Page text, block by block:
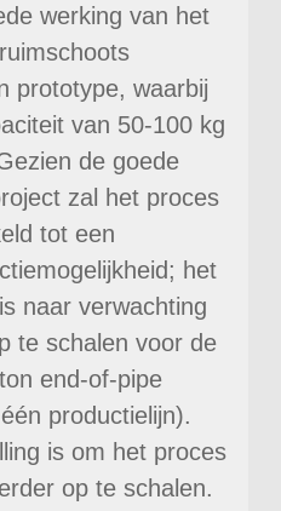
werking van het
prototype, waarbij
van 50-100 kg
de goede
zal het proces
tot een
het
naar verwachting
te schalen voor de
end-of-pipe
productielijn).
is om het proces
op te schalen.